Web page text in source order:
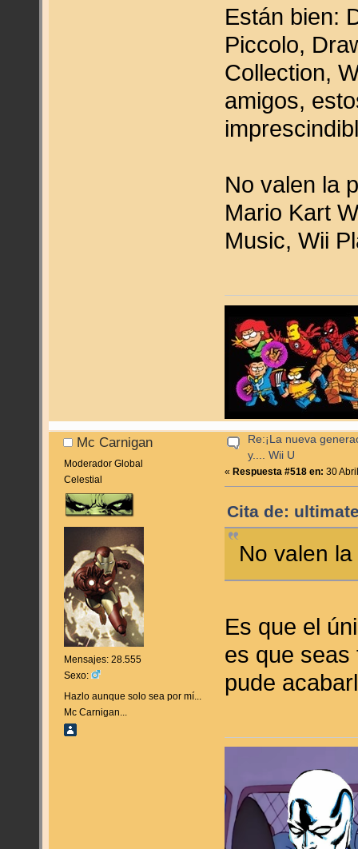
Están bien:
Piccolo,
Collection,
amigos,
No valen la
Mario Kart
Music, Wii
Mc Carnigan
Moderador Global
Celestial
Mensajes: 28.555
Sexo:
Hazlo aunque solo sea por mí...
Mc Carnigan...
Re:¡La nueva
y.... Wii U
«Respuesta #518 en: 30
Cita de:
No valen
Es que el
es que
pude